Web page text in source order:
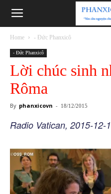
Phanxicô
Home - Đức Phanxicô
- Đức Phanxicô
Lời chúc sinh
Rôma
By phanxicovn - 18/12/2015
Radio Vatican, 2015-12-